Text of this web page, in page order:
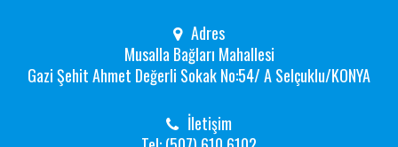
Adres
Musalla Bağları Mahallesi
Gazi Şehit Ahmet Değerli Sokak No:54/ A Selçuklu/KONYA
İletişim